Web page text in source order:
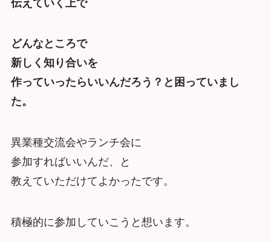
伝えていく上で
どんなところで
新しく知り合いを
作っていったらいいんだろう？と困っていまし
た。
異業種交流会やランチ会に
参加すればいいんだ、と
教えていただけてよかったです。
積極的に参加していこうと想います。